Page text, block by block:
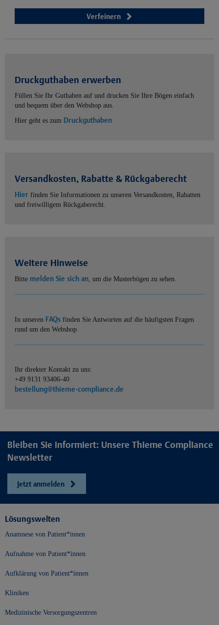
Verfeinern
Druckguthaben erwerben
Füllen Sie Ihr Guthaben auf und drucken Sie Ihre Bögen einfach
und bequem über den Webshop aus.
Hier geht es zum Druckguthaben
Versandkosten, Rabatte & Rückgaberecht
Hier finden Sie Informationen zu unseren Versandkosten, Rabatten
und freiwilligem Rückgaberecht.
Weitere Hinweise
Bitte melden Sie sich an, um die Musterbögen zu sehen.
In unseren FAQs finden Sie Antworten auf die häufigsten Fragen
rund um den Webshop.
Ihr direkter Kontakt zu uns:
+49 9131 93406-40
bestellung@thieme-compliance.de
Bleiben Sie informiert: Unsere Thieme Compliance
Newsletter
Jetzt anmelden
Lösungswelten
Anamnese von Patient*innen
Aufnahme von Patient*innen
Aufklärung von Patient*innen
Kliniken
Medizinische Versorgungszentren